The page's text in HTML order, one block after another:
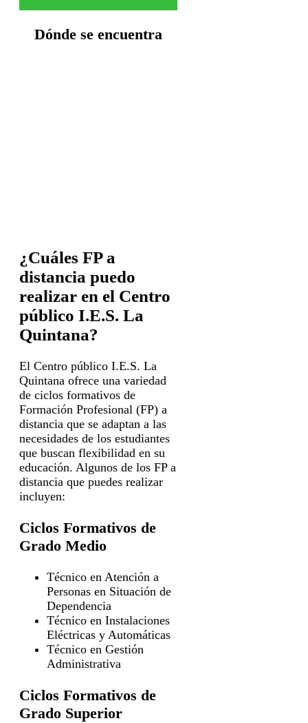
Dónde se encuentra
¿Cuáles FP a
distancia puedo
realizar en el Centro
público I.E.S. La
Quintana?
El Centro público I.E.S. La
Quintana ofrece una variedad
de ciclos formativos de
Formación Profesional (FP) a
distancia que se adaptan a las
necesidades de los estudiantes
que buscan flexibilidad en su
educación. Algunos de los FP a
distancia que puedes realizar
incluyen:
Ciclos Formativos de
Grado Medio
Técnico en Atención a
Personas en Situación de
Dependencia
Técnico en Instalaciones
Eléctricas y Automáticas
Técnico en Gestión
Administrativa
Ciclos Formativos de
Grado Superior